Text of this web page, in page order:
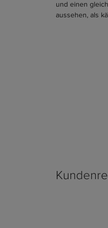
und einen
aussehen, als